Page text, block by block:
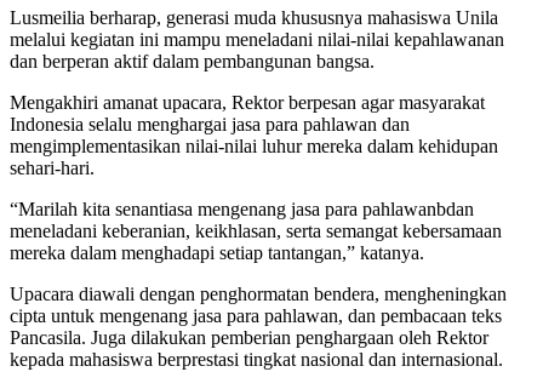
Lusmeilia berharap, generasi muda khususnya mahasiswa Unila
melalui kegiatan ini mampu meneladani nilai-nilai kepahlawanan
dan berperan aktif dalam pembangunan bangsa.
Mengakhiri amanat upacara, Rektor berpesan agar masyarakat
Indonesia selalu menghargai jasa para pahlawan dan
mengimplementasikan nilai-nilai luhur mereka dalam kehidupan
sehari-hari.
“Marilah kita senantiasa mengenang jasa para pahlawanbdan
meneladani keberanian, keikhlasan, serta semangat kebersamaan
mereka dalam menghadapi setiap tantangan,” katanya.
Upacara diawali dengan penghormatan bendera, mengheningkan
cipta untuk mengenang jasa para pahlawan, dan pembacaan teks
Pancasila. Juga dilakukan pemberian penghargaan oleh Rektor
kepada mahasiswa berprestasi tingkat nasional dan internasional.